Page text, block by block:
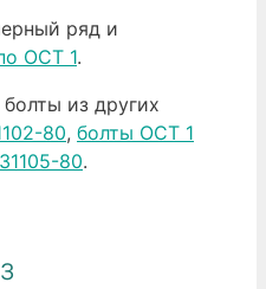
ряд и
ОСТ 1.
из других
80, болты ОСТ 1
80.